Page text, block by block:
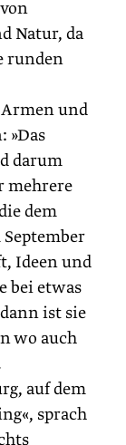
Natur, da
runden
und
»Das
darum
mehrere
dem
Ideen und
bei etwas
ist sie
wo auch
auf dem
sprach